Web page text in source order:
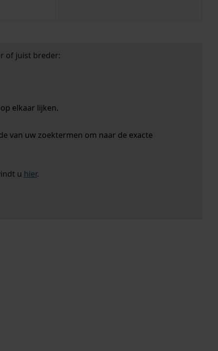
of juist breder:
elkaar lijken.
van uw zoektermen om naar de exacte
u hier.